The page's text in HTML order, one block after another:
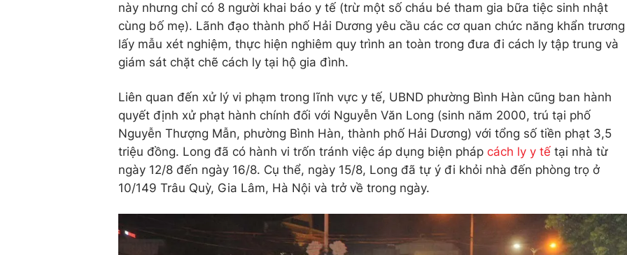
này nhưng chỉ có 8 người khai báo y tế (trừ một số cháu bé tham gia bữa tiệc sinh nhật
cùng bố mẹ). Lãnh đạo thành phố Hải Dương yêu cầu các cơ quan chức năng khẩn trương
lấy mẫu xét nghiệm, thực hiện nghiêm quy trình an toàn trong đưa đi cách ly tập trung và
giám sát chặt chẽ cách ly tại hộ gia đình.
Liên quan đến xử lý vi phạm trong lĩnh vực y tế, UBND phường Bình Hàn cũng ban hành
quyết định xử phạt hành chính đối với Nguyễn Văn Long (sinh năm 2000, trú tại phố
Nguyễn Thượng Mẫn, phường Bình Hàn, thành phố Hải Dương) với tổng số tiền phạt 3,5
triệu đồng. Long đã có hành vi trốn tránh việc áp dụng biện pháp cách ly y tế tại nhà từ
ngày 12/8 đến ngày 16/8. Cụ thể, ngày 15/8, Long đã tự ý đi khỏi nhà đến phòng trọ ở
10/149 Trâu Quỳ, Gia Lâm, Hà Nội và trở về trong ngày.